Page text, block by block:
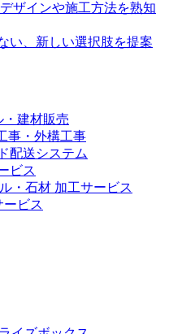
ザインや施工方法を熟知
い、新しい選択肢を提案
・建材販売
事・外構工事
配送システム
ビス
・石材 加工サービス
ービス